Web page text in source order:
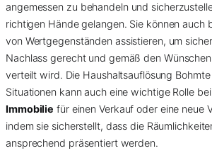
angemessen zu behandeln und
richtigen Hände gelangen. Sie können auch
von Wertgegenständen assistieren, um
Nachlass gerecht und gemäß den
verteilt wird. Die Haushaltsauflösung Bohmte
Situationen kann auch eine wichtige Rolle
Immobilie für einen Verkauf oder eine neue
indem sie sicherstellt, dass die
ansprechend präsentiert werden.